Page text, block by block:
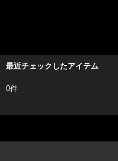
最近チェックしたアイテム
0件